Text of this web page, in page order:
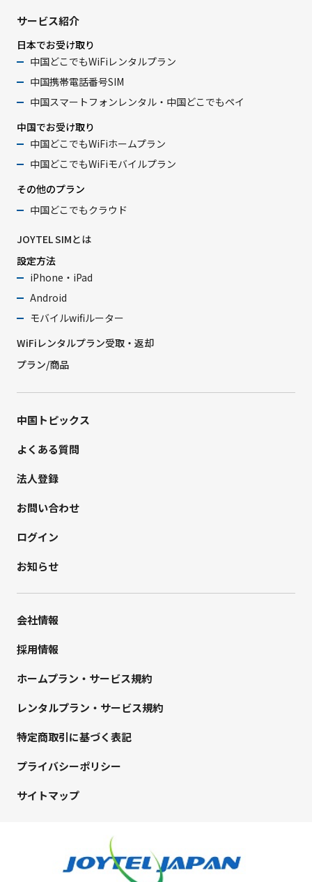
サービス紹介
日本でお受け取り
中国どこでもWiFiレンタルプラン
中国携帯電話番号SIM
中国スマートフォンレンタル・中国どこでもペイ
中国でお受け取り
中国どこでもWiFiホームプラン
中国どこでもWiFiモバイルプラン
その他のプラン
中国どこでもクラウド
JOYTEL SIMとは
設定方法
iPhone・iPad
Android
モバイルwifiルーター
WiFiレンタルプラン受取・返却
プラン/商品
中国トピックス
よくある質問
法人登録
お問い合わせ
ログイン
お知らせ
会社情報
採用情報
ホームプラン・サービス規約
レンタルプラン・サービス規約
特定商取引に基づく表記
プライバシーポリシー
サイトマップ